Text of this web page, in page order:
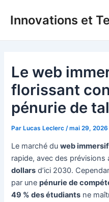
Innovations et
Le web
florissant
pénurie de
ParLucas Leclerc /mai 29, 2026
Le marché duweb immersif
rapide, avec des prévisions
dollars d’ici 2030.
par unepénurie de
49 % des étudiants ne